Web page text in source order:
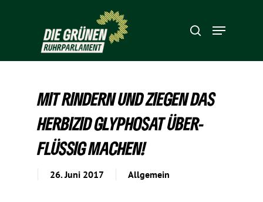
MIT RINDERN UND ZIEGEN DAS
HERBIZID GLYPHOSAT ÜBER­
FLÜSSIG MACHEN!
26. Juni 2017 Allgemein